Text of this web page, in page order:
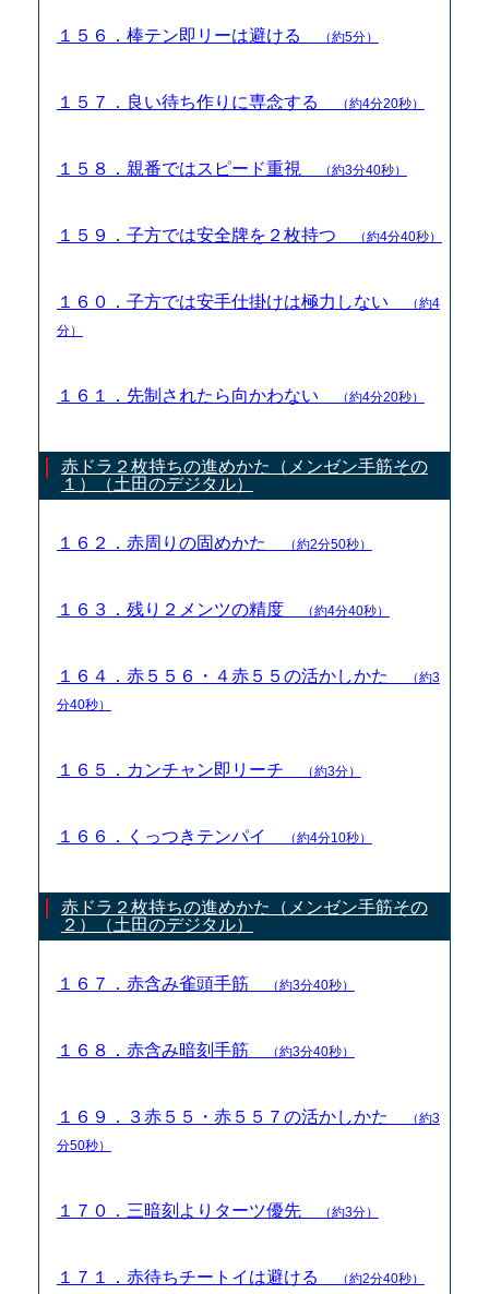
１５６．棒テン即リーは避ける （約5分）
１５７．良い待ち作りに専念する （約4分20秒）
１５８．親番ではスピード重視 （約3分40秒）
１５９．子方では安全牌を２枚持つ （約4分40秒）
１６０．子方では安手仕掛けは極力しない
（約4
分）
１６１．先制されたら向かわない （約4分20秒）
赤ドラ２枚持ちの進めかた（メンゼン手筋その
１）（土田のデジタル）
１６２．赤周りの固めかた （約2分50秒）
１６３．残り２メンツの精度 （約4分40秒）
１６４．赤５５６・４赤５５の活かしかた
（約3
分40秒）
１６５．カンチャン即リーチ （約3分）
１６６．くっつきテンパイ （約4分10秒）
赤ドラ２枚持ちの進めかた（メンゼン手筋その
２）（土田のデジタル）
１６７．赤含み雀頭手筋 （約3分40秒）
１６８．赤含み暗刻手筋 （約3分40秒）
１６９．３赤５５・赤５５７の活かしかた
（約3
分50秒）
１７０．三暗刻よりターツ優先 （約3分）
１７１．赤待ちチートイは避ける （約2分40秒）